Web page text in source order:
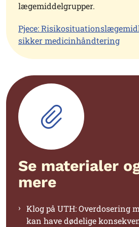
lægemiddelgrupper.
Pjece:
sikker medicinhåndtering
Se materialer
mere
Klog på UTH: Overdosering
kan have dødelige